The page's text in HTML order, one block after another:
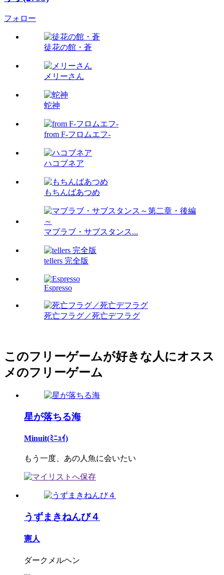
フォロー
徒花の館・蒼
メリーさん
蛇神
from F-フロムエフ-
ハコブネア
もちんばあつめ
マブラブ・サブスタンス...
tellers 完全版
Espresso
死亡フラグ／死亡デフラグ
このフリーゲームが好きな人にオスス
メのフリーゲーム
星が落ちる海
Minuit(ﾐﾆｭｲ)
もう一度、あの人魚に会いたい
うずまきねんび４
憲人
ダークメルヘン